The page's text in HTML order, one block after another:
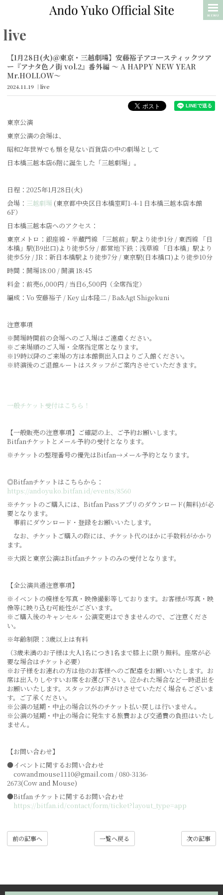
MENU
live
【​1月28日(火)＠東京・三越劇場】安藤裕子アコースティックツア
ー『アナタ色ノ街 vol.2』番外編 ～ A HAPPY NEW YEAR
Mr.HOLLOW〜
2024.11.19 live
東京公演
東京公演の会場は、
昭和2年世界でも類を見ない百貨店の中の劇場として
日本橋三越本店6階に誕生した「三越劇場」。
日程：2025年1月28日(火)
会場： 三越劇場 (東京都中央区日本橋室町1-4-1 日本橋三越本店本館
6F）
日本橋三越本店へのアクセス：
東京メトロ：銀座線・半蔵門線 「三越前」駅より徒歩1分 / 東西線 「日
本橋」駅(B9出口)より徒歩5分 / 都営地下鉄：浅草線 「日本橋」駅より
徒歩5分 / JR：新日本橋駅より徒歩7分 / 東京駅(日本橋口)より徒歩10分
時間：開場18:00 / 開演 18:45
料金：前売6,000円 / 当日6,500円（全席指定）
編成：Vo 安藤裕子 / Key 山本隆二 / Ba&Agt Shigekuni
注意事項
※開場時間前の会場へのご入場はご遠慮ください。
※ご来場順のご入場・全席指定席となります。
※19時以降のご来場の方は本館側出入口よりご入館ください。
※終演後のご退館ルートはスタッフがご案内させていただきます。
一般チケット受付はこちら！
【一般販売の注意事項】ご確認の上、ご予約お願いします。
Bitfanチケットとメール予約の受付となります。
※チケットの整理番号の優先はBitfan→メール予約となります。
◎Bitfanチケットはこちらから：
https://andoyuko.bitfan.id/events/8560
※チケットのご購入には、Bitfan Passアプリのダウンロード(無料)が必
要となります。
事前にダウンロード・登録をお願いいたします。
なお、チケットご購入の際には、チケット代のほかに手数料がかかり
ます。
※大阪と東京公演はBitfanチケットのみの受付となります。
【全公演共通注意事項】
※イベントの模様を写真・映像撮影等しております。お客様が写真・映
像等に映り込む可能性がございます。
※ご購入後のキャンセル・公演変更はできませんので、ご注意くださ
い。
※年齢制限：3歳以上は有料
（3歳未満のお子様は大人1名につき1名まで膝上に限り無料。座席が必
要な場合はチケット必要）
※お子様をお連れの方は他のお客様へのご配慮をお願いいたします。お
席は出入りしやすいお席をお選び下さい。泣かれた場合など一時退出を
お願いいたします。スタッフがお声がけさせていただく場合もございま
す。ご了承ください。
※公演の延期・中止の場合以外のチケット払い戻しは行いません。
※公演の延期・中止の場合に発生する旅費および交通費の負担はいたし
ません。
【お問い合わせ】
●イベントに関するお問い合わせ
cowandmouse1110@gmail.com / 080-3136-
2673(Cow and Mouse)
●Bitfan チケットに関するお問い合わせ
https://bitfan.id/contact/form/ticket?layout_type=app
前の記事へ 一覧へ戻る 次の記事